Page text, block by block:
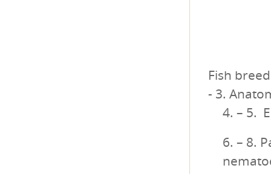
Fish
- 3.
4. – 5.
6. – 8.